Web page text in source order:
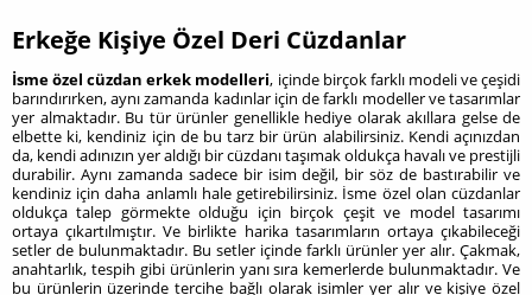
Erkeğe Kişiye Özel Deri Cüzdanlar
İsme özel cüzdan erkek modelleri, içinde birçok farklı modeli ve çeşidi
barındırırken, aynı zamanda kadınlar için de farklı modeller ve tasarımlar
yer almaktadır. Bu tür ürünler genellikle hediye olarak akıllara gelse de
elbette ki, kendiniz için de bu tarz bir ürün alabilirsiniz. Kendi açınızdan
da, kendi adınızın yer aldığı bir cüzdanı taşımak oldukça havalı ve prestijli
durabilir. Aynı zamanda sadece bir isim değil, bir söz de bastırabilir ve
kendiniz için daha anlamlı hale getirebilirsiniz. İsme özel olan cüzdanlar
oldukça talep görmekte olduğu için birçok çeşit ve model tasarımı
ortaya çıkartılmıştır. Ve birlikte harika tasarımların ortaya çıkabileceği
setler de bulunmaktadır. Bu setler içinde farklı ürünler yer alır. Çakmak,
anahtarlık, tespih gibi ürünlerin yanı sıra kemerlerde bulunmaktadır. Ve
bu ürünlerin üzerinde tercihe bağlı olarak isimler yer alır ve kişiye özel